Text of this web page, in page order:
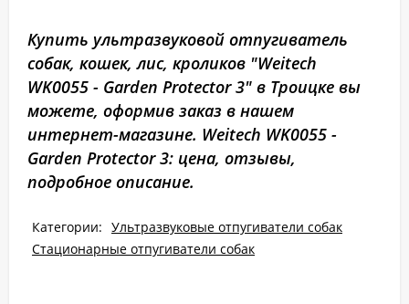
Купить ультразвуковой отпугиватель
собак, кошек, лис, кроликов "Weitech
WK0055 - Garden Protector 3" в Троицке вы
можете, оформив заказ в нашем
интернет-магазине. Weitech WK0055 -
Garden Protector 3: цена, отзывы,
подробное описание.
Категории: Ультразвуковые отпугиватели собак
Стационарные отпугиватели собак